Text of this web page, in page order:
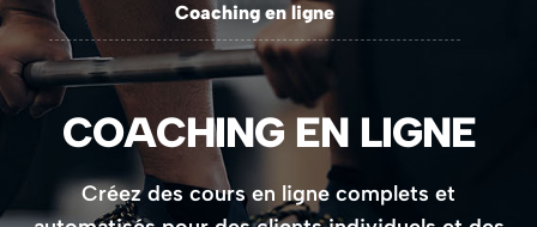
Coaching en ligne
COACHING EN LIGNE
Créez des cours en ligne complets et